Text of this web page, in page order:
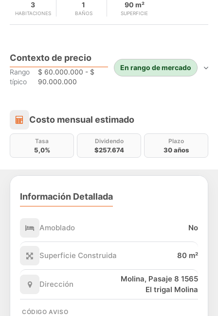
HABITACIONES
3
BAÑOS
1
SUPERFICIE
90 m²
Contexto de precio
Rango
típico
$ 60.000.000 - $
90.000.000
En rango de mercado
Costo mensual estimado
Costo mensual estimado
Tasa
5,0%
Dividendo
$257.674
Plazo
30 años
Información Detallada
Amoblado No
Superficie Construida 80 m²
Dirección
Molina, Pasaje 8 1565
El trigal Molina
CÓDIGO AVISO